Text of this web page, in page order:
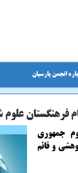
انجمن پارسیان
فرهنگستان علوم
جمهوری
و قائم